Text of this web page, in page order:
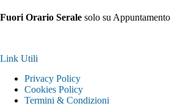
Fuori Orario Serale solo su Appuntamento
Link Utili
Privacy Policy
Cookies Policy
Termini & Condizioni